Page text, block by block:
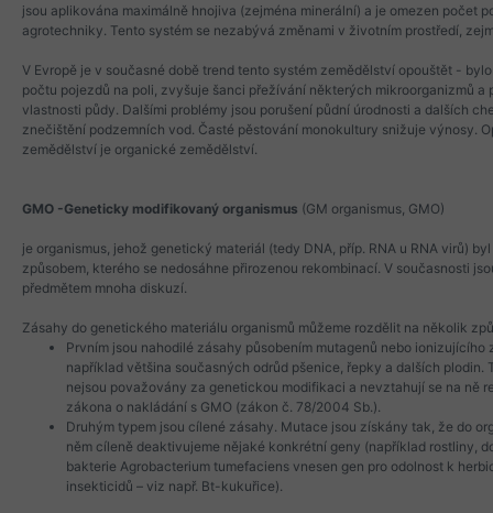
jsou aplikována maximálně hnojiva (zejména minerální) a je omezen počet
agrotechniky. Tento systém se nezabývá změnami v životním prostředí,
V Evropě je v současné době trend tento systém zemědělství opouštět -
počtu pojezdů na poli, zvyšuje šanci přežívání některých mikroorganizmů a
vlastnosti půdy. Dalšími problémy jsou porušení půdní úrodnosti a dalších
znečištění podzemních vod. Časté pěstování monokultury snižuje výnosy.
zemědělství je organické zemědělství.
GMO -Geneticky modifikovaný organismus (GM organismus, GMO)
je organismus, jehož genetický materiál (tedy DNA, příp. RNA u RNA virů)
způsobem, kterého se nedosáhne přirozenou rekombinací. V současnosti
předmětem mnoha diskuzí.
Zásahy do genetického materiálu organismů můžeme rozdělit na několik
Prvním jsou nahodilé zásahy působením mutagenů nebo ionizujícího
například většina současných odrůd pšenice, řepky a dalších plodin.
nejsou považovány za genetickou modifikaci a nevztahují se na ně
zákona o nakládání s GMO (zákon č. 78/2004 Sb.).
Druhým typem jsou cílené zásahy. Mutace jsou získány tak, že do
něm cíleně deaktivujeme nějaké konkrétní geny (například rostliny,
bakterie Agrobacterium tumefaciens vnesen gen pro odolnost k
insekticidů – viz např. Bt-kukuřice).